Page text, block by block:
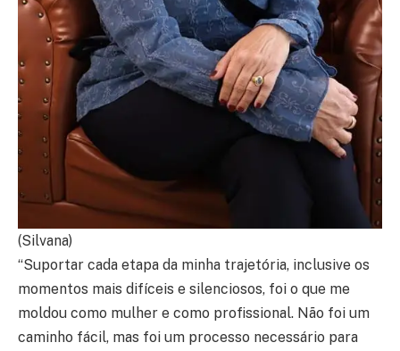
(Silvana)
“Suportar cada etapa da minha trajetória, inclusive os
momentos mais difíceis e silenciosos, foi o que me
moldou como mulher e como profissional. Não foi um
caminho fácil, mas foi um processo necessário para